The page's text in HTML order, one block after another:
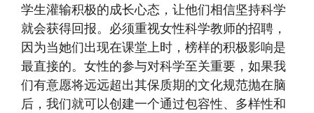
学生灌输积极的成长心态，让他们相信坚持科学
就会获得回报。必须重视女性科学教师的招聘，
因为当她们出现在课堂上时，榜样的积极影响是
最直接的。女性的参与对科学至关重要，如果我
们有意愿将远远超出其保质期的文化规范抛在脑
后，我们就可以创建一个通过包容性、多样性和